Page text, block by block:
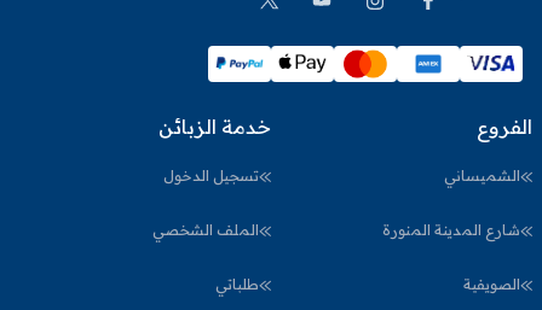
الفروع
الشميساني
شارع المدينة المنورة
الصويفية
خدمة الزبائن
تسجيل الدخول
الملف الشخصي
طلباتي